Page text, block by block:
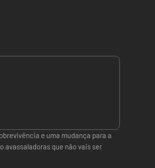
e uma mudança para a
avassaladoras que não vais ser